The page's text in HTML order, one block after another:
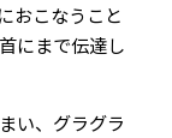
おこなうこと
にまで伝達し
い、グラグラ